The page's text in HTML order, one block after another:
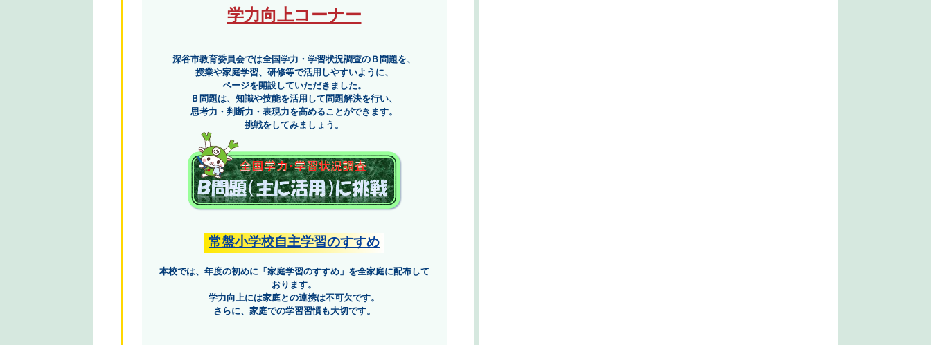
学力向上コーナー
深谷市教育委員会では全国学力・学習状況調査のＢ問題を、
授業や家庭学習、研修等で活用しやすいように、
ページを開設していただきました。
Ｂ問題は、知識や技能を活用して問題解決を行い、
思考力・判断力・表現力を高めることができます。
挑戦をしてみましょう。
常盤小学校自主学習のすすめ
本校では、年度の初めに「家庭学習のすすめ」を全家庭に配布して
おります。
学力向上には家庭との連携は不可欠です。
さらに、家庭での学習習慣も大切です。